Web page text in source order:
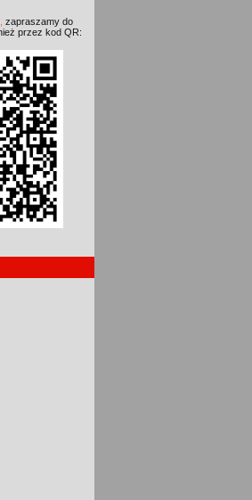
zapraszamy do
przez kod QR: